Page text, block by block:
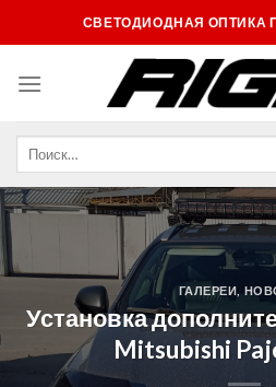
to
СВЕТОДИОДНАЯ ОПТИКА
ГАЛЕРЕИ
Установка
Mitsubishi